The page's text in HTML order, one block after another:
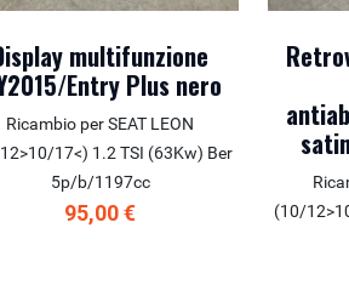
multifunzione
Entry Plus nero
Ricambio per SEAT LEON
17<) 1.2 TSI (63Kw) Ber
5p/b/1197cc
95,00 €
(10/